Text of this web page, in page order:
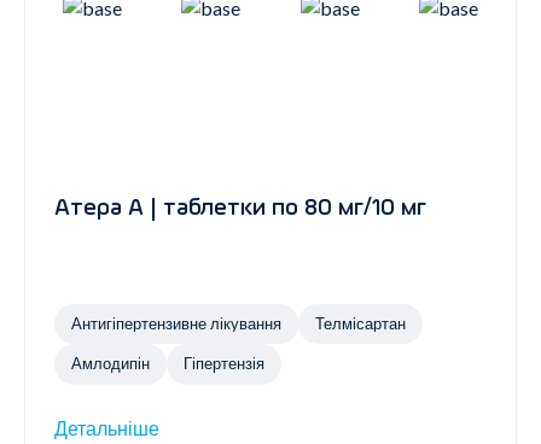
Атера А | таблетки по 80 мг/10 мг
Антигіпертензивне лікування Телмісартан
Амлодипін Гіпертензія
Детальніше